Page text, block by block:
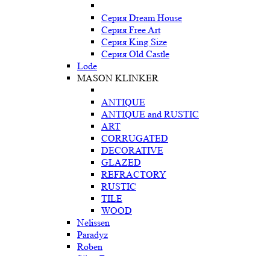
Серия Dream House
Серия Free Art
Серия King Size
Серия Old Castle
Lode
MASON KLINKER
ANTIQUE
ANTIQUE and RUSTIC
ART
CORRUGATED
DECORATIVE
GLAZED
REFRACTORY
RUSTIC
TILE
WOOD
Nelissen
Paradyz
Roben